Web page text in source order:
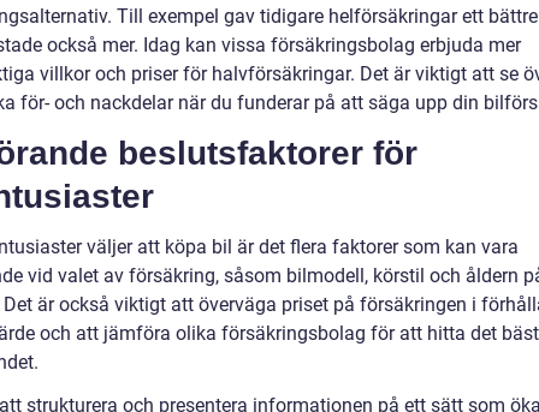
Till exempel gav tidigare helförsäkringar ett
också mer. Idag kan vissa försäkringsbolag erbjuda mer
villkor och priser för halvförsäkringar. Det är viktigt att se
för- och nackdelar när du funderar på att säga upp din
beslutsfaktorer för
väljer att köpa bil är det flera faktorer som kan vara
vid valet av försäkring, såsom bilmodell, körstil och åldern
är också viktigt att överväga priset på försäkringen i
och att jämföra olika försäkringsbolag för att hitta det
strukturera och presentera informationen på ett sätt som